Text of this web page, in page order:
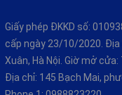
Giấy phép ĐKKD số:
cấp ngày 23/10/2020.
Xuân, Hà Nội. Giờ mở
Địa chỉ: 145 Bạch Mai,